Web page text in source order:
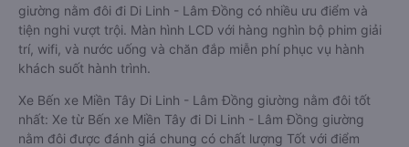
giường nằm đôi đi Di Linh - Lâm Đồng có nhiều ưu điểm và
tiện nghi vượt trội. Màn hình LCD với hàng nghìn bộ phim giải
trí, wifi, và nước uống và chăn đắp miễn phí phục vụ hành
khách suốt hành trình.
Xe Bến xe Miền Tây Di Linh - Lâm Đồng giường nằm đôi tốt
nhất: Xe từ Bến xe Miền Tây đi Di Linh - Lâm Đồng giường
nằm đôi được đánh giá chung có chất lượng Tốt với điểm